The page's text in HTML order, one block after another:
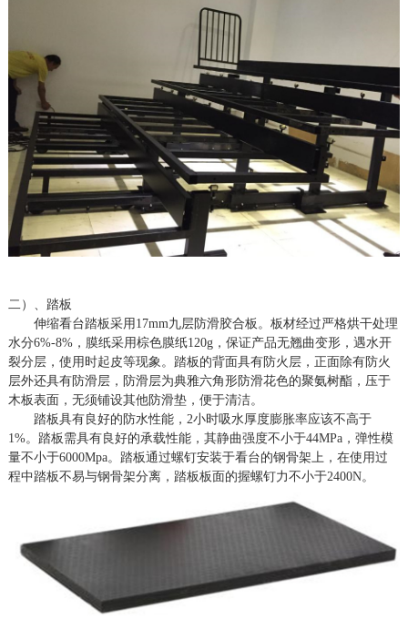
二）、踏板
伸缩看台踏板采用 17mm九层防滑胶合板。板材经过严格烘干处理
水分6%-8%，膜纸采用棕色膜纸120g，保证产品无翘曲变形，遇水开
裂分层，使用时起皮等现象。踏板的背面具有防火层，正面除有防火
层外还具有防滑层，防滑层为典雅六角形防滑花色的聚氨树酯，压于
木板表面，无须铺设其他防滑垫，便于清洁。
踏板具有良好的防水性能， 2小时吸水厚度膨胀率应该不高于
1%。踏板需具有良好的承载性能，其静曲强度不小于44MPa，弹性模
量不小于6000Mpa。踏板通过螺钉安装于看台的钢骨架上，在使用过
程中踏板不易与钢骨架分离，踏板板面的握螺钉力不小于2400N。